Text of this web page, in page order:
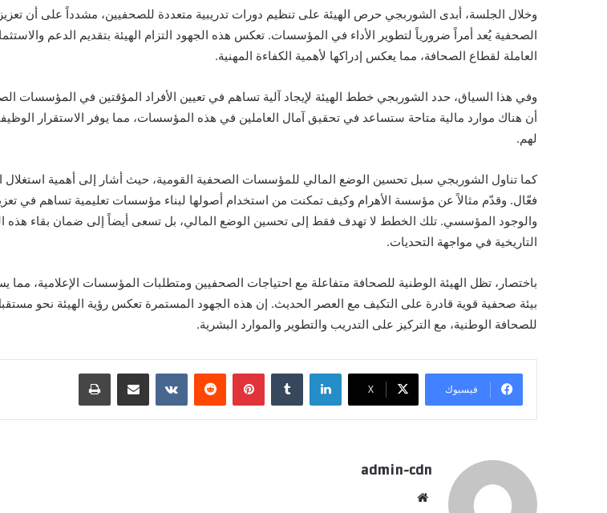
وخلال الجلسة، أبدى الشوربجي حرص الهيئة على تنظيم دورات تدريبية متعددة للصحفيين، مشدداً على أن
الصحفية يُعد أمراً ضرورياً لتطوير الأداء في المؤسسات. تعكس هذه الجهود التزام الهيئة بتقديم الدعم
العاملة لقطاع الصحافة، مما يعكس إدراكها لأهمية الكفاءة المهنية.
وفي هذا السياق، حدد الشوربجي خطط الهيئة لإيجاد آلية تساهم في تعيين الأفراد المؤقتين في المؤسسات
أن هناك موارد مالية متاحة ستساعد في تحقيق آمال العاملين في هذه المؤسسات، مما يوفر الاستقرار
لهم.
كما تناول الشوربجي سبل تحسين الوضع المالي للمؤسسات الصحفية القومية، حيث أشار إلى أهمية
فعّال. وقدّم مثالاً عن مؤسسة الأهرام وكيف تمكنت من استخدام أصولها لبناء مؤسسات تعليمية تساهم في
والوجود المؤسسي. تلك الخطط لا تهدف فقط إلى تحسين الوضع المالي، بل تسعى أيضاً إلى ضمان بقاء
التاريخية في مواجهة التحديات.
باختصار، تظل الهيئة الوطنية للصحافة متفاعلة مع احتياجات الصحفيين ومتطلبات المؤسسات الإعلامية، مما
بيئة صحفية قوية قادرة على التكيف مع العصر الحديث. إن هذه الجهود المستمرة تعكس رؤية الهيئة نحو
للصحافة الوطنية، مع التركيز على التدريب والتطوير والموارد البشرية.
فيسبوك X
لينكدإن بينتيريست مشاركة عبر البريد طباعة
admin-cdn